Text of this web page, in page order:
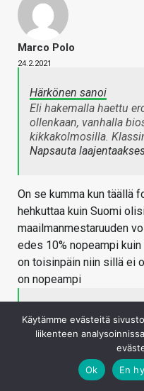
Marco Polo
24.2.2021
Härkönen sanoi
Eli hakemalla haettu
ollenkaan, vanhalla
kikkakolmosilla.
Napsauta
On se kumma kun täällä
hehkuttaa kuin Suomi
maailmanmestaruuden
edes 10% nopeampi
on toisinpäin niin sillä ei
on nopeampi
hsalonen sanoi
Täällä on kova Intelin
Hyvä vaan, että
vielä omassa
Käytämme evästeitä
liikenteen
Ok
En